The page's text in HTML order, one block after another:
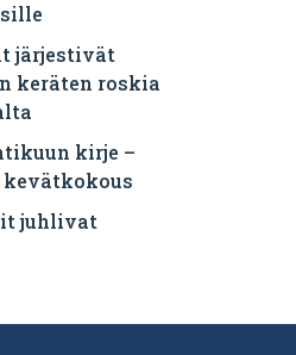
järjestivät
keräten roskia
kirje –
juhlivat